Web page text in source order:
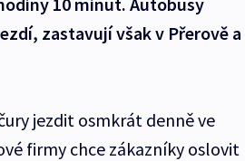
zastavují však v Přerově a
jezdit osmkrát denně ve
firmy chce zákazníky oslovit